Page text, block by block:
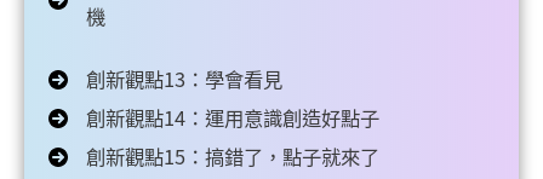
機
創新觀點13：學會看見
創新觀點14：運用意識創造好點子
創新觀點15：搞錯了，點子就來了